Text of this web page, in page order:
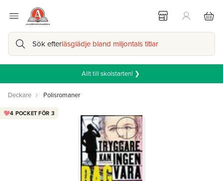
Sök efterläsglädje bland miljontals titlar
Allt till skolstarten! ❯
Deckare Polisromaner
4 POCKET FÖR 3